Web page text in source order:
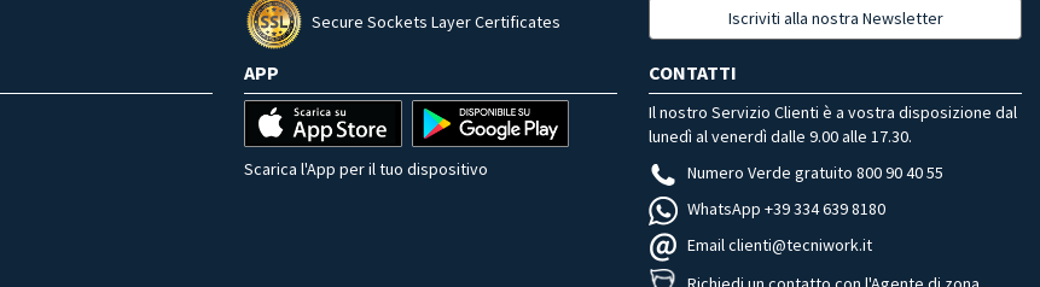
Secure Sockets Layer Certificates Iscriviti alla nostra Newsletter
APP
Scarica l'App per il tuo dispositivo
CONTATTI
Il nostro Servizio Clienti è a vostra disposizione dal
lunedì al venerdì dalle 9.00 alle 17.30.
Numero Verde gratuito 800 90 40 55
WhatsApp +39 334 639 8180
Email clienti@tecniwork.it